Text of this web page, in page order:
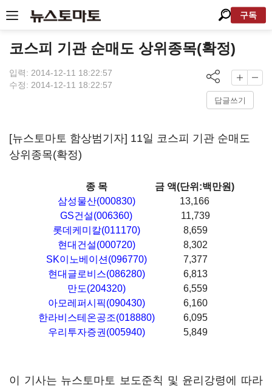
구독
코스피 기관 순매도 상위종목(확정)
입력: 2014-12-11 18:22:57
수정: 2014-12-11 18:22:57
답글쓰기
[뉴스토마토 함상범기자] 11일 코스피 기관 순매도
상위종목(확정)
종 목
금 액(단위:백만원)
삼성물산(000830)
13,166
GS건설(006360)
11,739
롯데케미칼(011170)
8,659
현대건설(000720)
8,302
SK이노베이션(096770)
7,377
현대글로비스(086280)
6,813
만도(204320)
6,559
아모레퍼시픽(090430)
6,160
한라비스테온공조(018880)
6,095
우리투자증권(005940)
5,849
이 기사는 뉴스토마토 보도준칙 및 윤리강령에 따라